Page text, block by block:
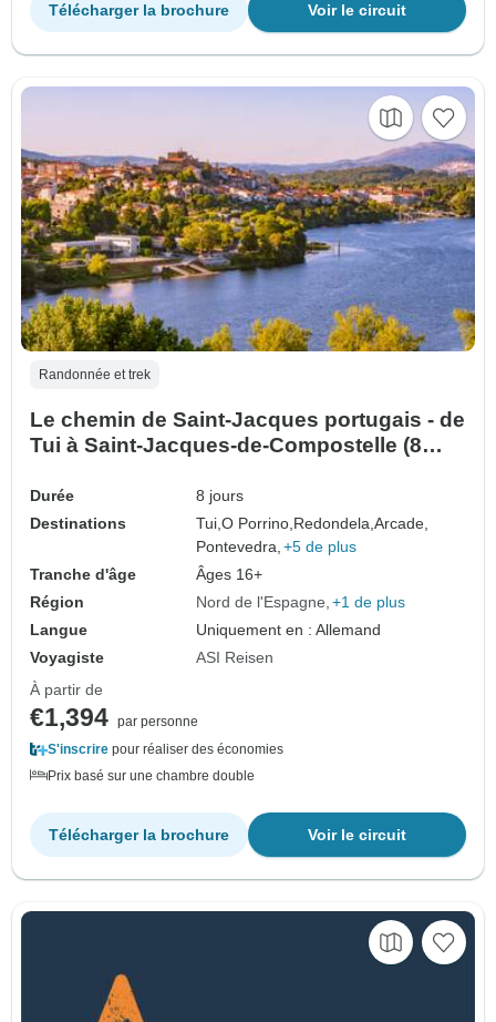
Voir le circuit
Télécharger la brochure
Randonnée et trek
Le chemin de Saint-Jacques portugais - de
Tui à Saint-Jacques-de-Compostelle (8
Durée
8 jours
Destinations
Tui,O Porrino,Redondela,Arcade,
Pontevedra, +5 de plus
Tranche d'âge
Âges 16+
Région
Nord de l'Espagne +1 de plus
Langue
Uniquement en : Allemand
Voyagiste
ASI Reisen
À partir de
€1,394 par personne
S'inscrire pour réaliser des économies
Prix basé sur une chambre double
Voir le circuit
Télécharger la brochure